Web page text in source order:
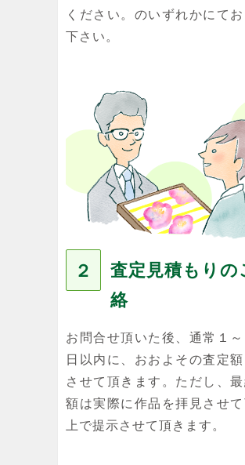
ください。のいずれかにて
下さい。
２
査定見積もりの
絡
お問合せ頂いた後、通常１
日以内に、おおよその査定
させて頂きます。ただし、
額は実際に作品を拝見させて
上で提示させて頂きます。